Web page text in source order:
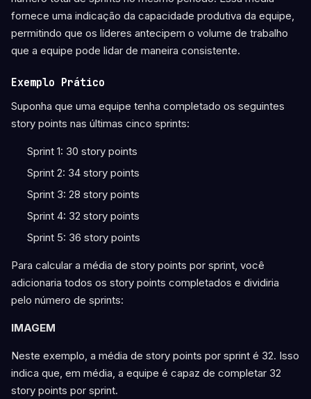
fornece uma indicação da capacidade produtiva da equipe,
permitindo que os líderes antecipem o volume de trabalho
que a equipe pode lidar de maneira consistente.
Exemplo Prático
Suponha que uma equipe tenha completado os seguintes
story points nas últimas cinco sprints:
Sprint 1: 30 story points
Sprint 2: 34 story points
Sprint 3: 28 story points
Sprint 4: 32 story points
Sprint 5: 36 story points
Para calcular a média de story points por sprint, você
adicionaria todos os story points completados e dividiria
pelo número de sprints:
IMAGEM
Neste exemplo, a média de story points por sprint é 32. Isso
indica que, em média, a equipe é capaz de completar 32
story points por sprint.